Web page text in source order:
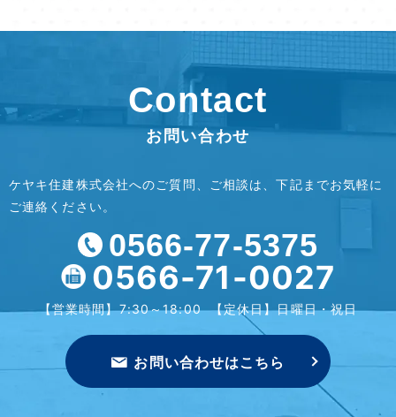
Contact
お問い合わせ
ケヤキ住建株式会社へのご質問、ご相談は、下記までお気軽に
ご連絡ください。
0566-77-5375
0566-71-0027
【営業時間】7:30～18:00 【定休日】日曜日・祝日
お問い合わせはこちら